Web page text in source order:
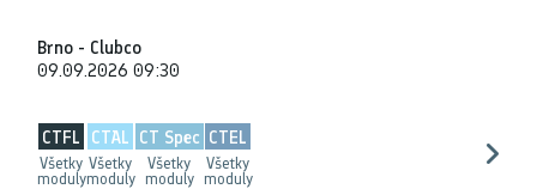
Brno - Clubco
09.09.2026 09:30
CTFL
Všetky
moduly
CTAL
Všetky
moduly
CT Spec
Všetky
moduly
CTEL
Všetky
moduly